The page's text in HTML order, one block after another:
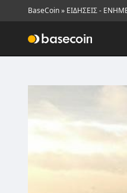
BaseCoin» ΕΙΔΗΣΕΙΣ -